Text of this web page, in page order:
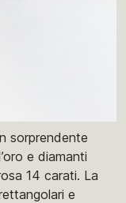
sorprendente
e diamanti
14 carati. La
e